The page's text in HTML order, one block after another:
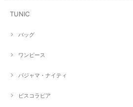
TUNIC
バッグ
ワンピース
パジャマ・ナイティ
ビスコラピア